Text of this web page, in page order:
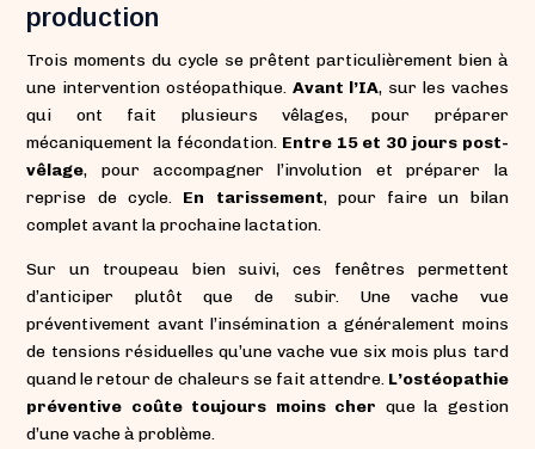
production
Trois moments du cycle se prêtent particulièrement bien à
une intervention ostéopathique. Avant l’IA, sur les vaches
qui ont fait plusieurs vêlages, pour préparer
mécaniquement la fécondation. Entre 15 et 30 jours post-
vêlage, pour accompagner l’involution et préparer la
reprise de cycle. En tarissement, pour faire un bilan
complet avant la prochaine lactation.
Sur un troupeau bien suivi, ces fenêtres permettent
d’anticiper plutôt que de subir. Une vache vue
préventivement avant l’insémination a généralement moins
de tensions résiduelles qu’une vache vue six mois plus tard
quand le retour de chaleurs se fait attendre. L’ostéopathie
préventive coûte toujours moins cher que la gestion
d’une vache à problème.